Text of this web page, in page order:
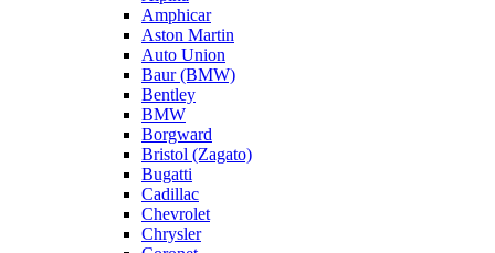
Amphicar
Aston Martin
Auto Union
Baur (BMW)
Bentley
BMW
Borgward
Bristol (Zagato)
Bugatti
Cadillac
Chevrolet
Chrysler